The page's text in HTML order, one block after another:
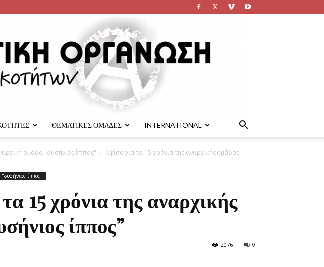
ΘΕΜΑΤΙΚΕΣ ΟΜΑΔΕΣ INTERNATIONAL
ομάδα "δυσήνιος ίππος"
Αφίσα για τα 15 χρόνια της αναρχικής ομάδας
ίππος"
15 χρόνια της αναρχικής
ίππος”
0
2076